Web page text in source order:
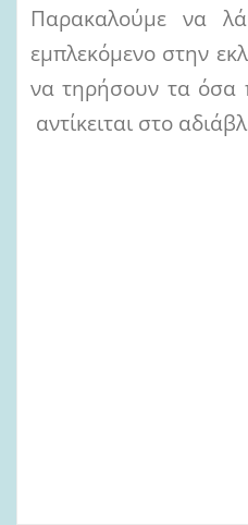
Παρακαλούμε να
εμπλεκόμενο στην
να τηρήσουν τα όσα
αντίκειται στο